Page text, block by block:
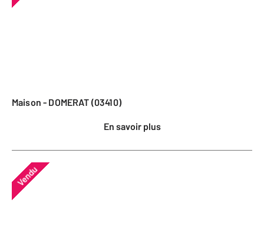
Maison - DOMERAT (03410)
En savoir plus
Vendu